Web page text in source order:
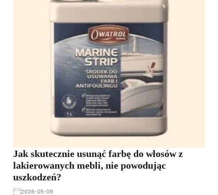
Jak skutecznie usunąć farbę do włosów z
lakierowanych mebli, nie powodując
uszkodzeń?
2026-05-09